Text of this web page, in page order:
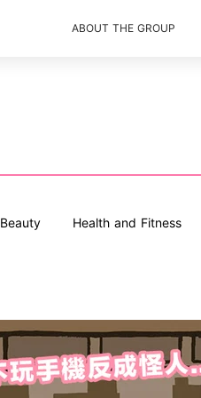
ABOUT THE GROUP
Beauty Health and Fitness